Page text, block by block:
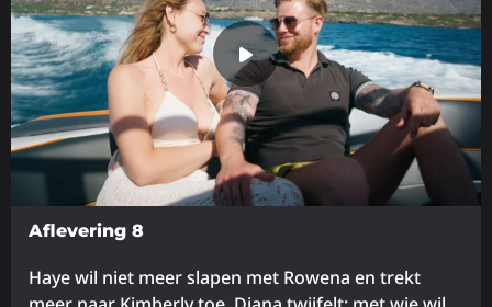
Aflevering 8
Haye wil niet meer slapen met Rowena en trekt